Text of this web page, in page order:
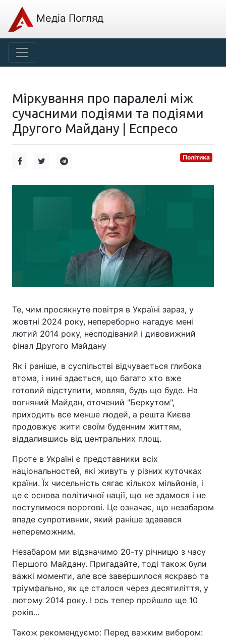
Медіа Погляд
Міркування про паралелі між
сучасними подіями та подіями
Другого Майдану | Еспресо
Політика
Те, чим просякнуте повітря в Україні зараз, у
жовтні 2024 року, непереборно нагадує мені
лютий 2014 року, несподіваний і дивовижний
фінал Другого Майдану
Як і раніше, в суспільстві відчувається глибока
втома, і нині здається, що багато хто вже
готовий відступити, мовляв, будь що буде. На
вогняний Майдан, оточений "Беркутом",
приходить все менше людей, а решта Києва
продовжує жити своїм буденним життям,
віддалившись від центральних площ.
Проте в Україні є представники всіх
національностей, які живуть у різних куточках
країни. Їх чисельність сягає кількох мільйонів, і
це є основа політичної нації, що не здамося і не
поступимося ворогові. Це означає, що незабаром
впаде супротивник, який раніше здавався
непереможним.
Незабаром ми відзначимо 20-ту річницю з часу
Першого Майдану. Пригадайте, тоді також були
важкі моменти, але все завершилося яскраво та
тріумфально, як це сталося через десятиліття, у
лютому 2014 року. І ось тепер пройшло ще 10
років...
Також рекомендуємо: Перед важким вибором: